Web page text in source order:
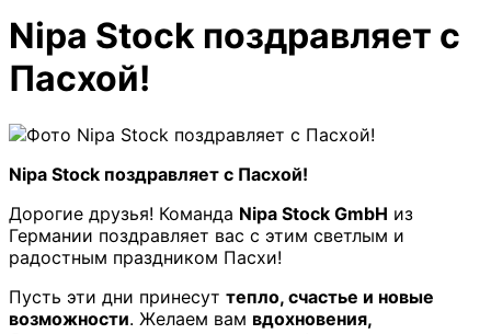
Nipa Stock поздравляет с
Пасхой!
Nipa Stock поздравляет с Пасхой!
Дорогие друзья! Команда Nipa Stock GmbH из
Германии поздравляет вас с этим светлым и
радостным праздником Пасхи!
Пусть эти дни принесут тепло, счастье и новые
возможности. Желаем вам вдохновения,